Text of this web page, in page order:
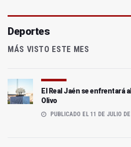
Deportes
MÁS VISTO ESTE MES
El Real Jaén se enfrentará
Olivo
PUBLICADO EL 11 DE JULIO